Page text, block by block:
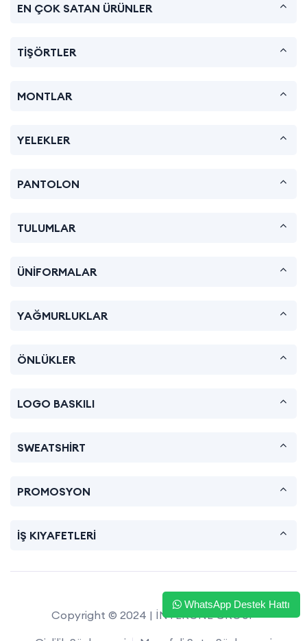
EN ÇOK SATAN ÜRÜNLER
TİŞÖRTLER
MONTLAR
YELEKLER
PANTOLON
TULUMLAR
ÜNİFORMALAR
YAĞMURLUKLAR
ÖNLÜKLER
LOGO BASKILI
SWEATSHİRT
PROMOSYON
İŞ KIYAFETLERİ
Copyright © 2024 | İNTERONE GROUP
WhatsApp Destek Hattı